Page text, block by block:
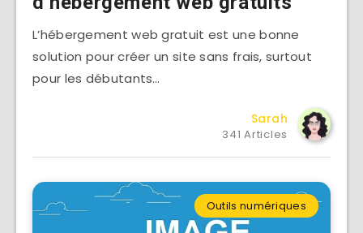
L’hébergement web gratuit est une bonne
solution pour créer un site sans frais, surtout
pour les débutants…
Sarah
341 Articles
Outils numériques